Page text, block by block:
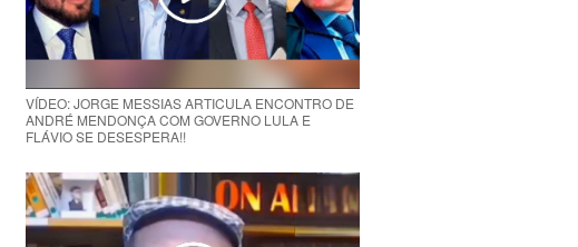
VÍDEO: JORGE MESSIAS ARTICULA ENCONTRO DE
ANDRÉ MENDONÇA COM GOVERNO LULA E
FLÁVIO SE DESESPERA!!